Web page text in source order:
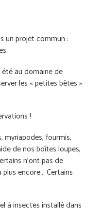
un projet commun :
au domaine de
les « petites bêtes »
!
myriapodes, fourmis,
de nos boîtes loupes,
n’ont pas de
encore… Certains
à insectes installé dans